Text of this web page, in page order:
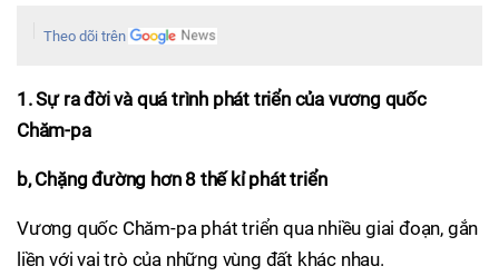
Theo dõi trên
1. Sự ra đời và quá trình phát triển của vương quốc
Chăm-pa
b, Chặng đường hơn 8 thế kỉ phát triển
Vương quốc Chăm-pa phát triển qua nhiều giai đoạn, gắn
liền với vai trò của những vùng đất khác nhau.